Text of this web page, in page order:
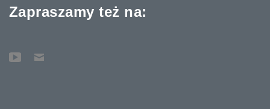
Zapraszamy też na: